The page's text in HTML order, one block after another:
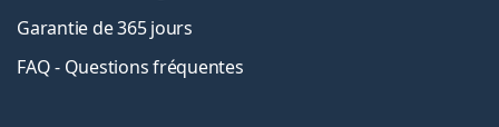
Garantie de 365 jours
FAQ - Questions fréquentes